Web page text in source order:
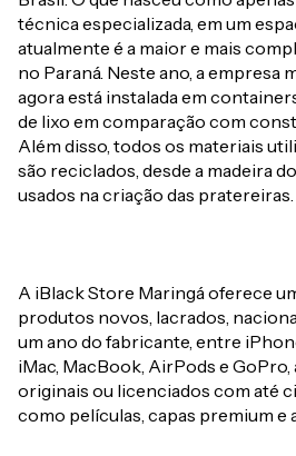
técnica especializada, em um
atualmente é a maior e mais
no Paraná. Neste ano, a empresa
agora está instalada em
de lixo em comparação com
Além disso, todos os materiais
são reciclados, desde a madeira
usados na criação das pratereiras.
A iBlack Store Maringá oferece
produtos novos, lacrados,
um ano do fabricante, entre
iMac, MacBook, AirPods e
originais ou licenciados com até
como películas, capas premium e